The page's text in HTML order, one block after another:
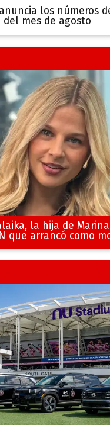
los números
mes de agosto
la hija de
que arrancó como